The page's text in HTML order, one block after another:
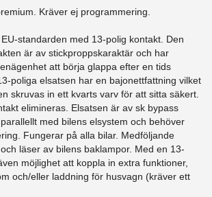
Kräver ej programmering.
standarden med 13-polig kontakt. Den
är av stickproppskaraktär och har
att börja glappa efter en tids
poliga elsatsen har en bajonettfattning vilket
skruvas in ett kvarts varv för att sitta säkert.
elimineras. Elsatsen är av sk bypass
med bilens elsystem och behöver
Fungerar på alla bilar. Medföljande
läser av bilens baklampor. Med en 13-
möjlighet att koppla in extra funktioner,
och/eller laddning för husvagn (kräver ett